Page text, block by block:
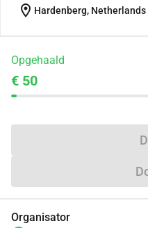
location_on Hardenberg, Netherlands
Opgehaald
€ 50
Organisator